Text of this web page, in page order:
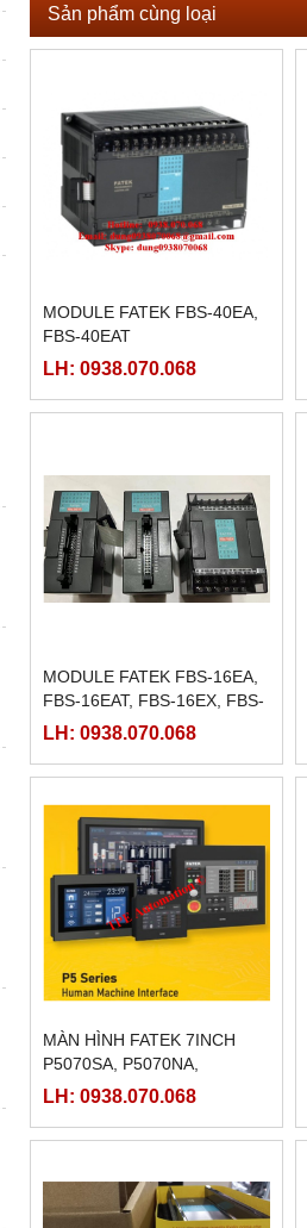
Sản phẩm cùng loại
MODULE FATEK FBS-40EA,
FBS-40EAT
LH: 0938.070.068
MODULE FATEK FBS-16EA,
FBS-16EAT, FBS-16EX, FBS-
16EY, FBS-16EYT
LH: 0938.070.068
MÀN HÌNH FATEK 7INCH
P5070SA, P5070NA,
P5070ZA
LH: 0938.070.068